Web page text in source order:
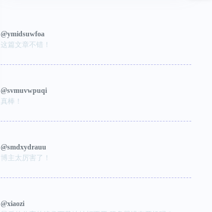
@ymidsuwfoa
这篇文章不错！
@svmuvwpuqi
真棒！
@smdxydrauu
博主太厉害了！
@xiaozi